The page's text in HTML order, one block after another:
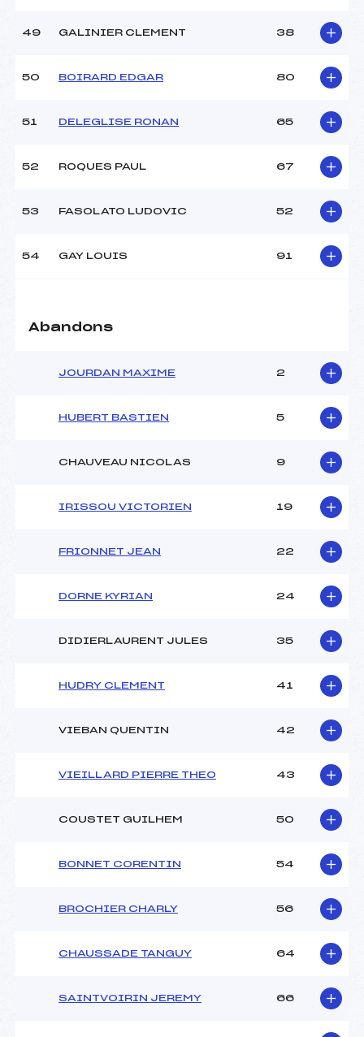
49 GALINIER CLEMENT 38
50 BOIRARD EDGAR 80
51 DELEGLISE RONAN 65
52 ROQUES PAUL 67
53 FASOLATO LUDOVIC 52
54 GAY LOUIS 91
Abandons
JOURDAN MAXIME 2
HUBERT BASTIEN 5
CHAUVEAU NICOLAS 9
IRISSOU VICTORIEN 19
FRIONNET JEAN 22
DORNE KYRIAN 24
DIDIERLAURENT JULES 35
HUDRY CLEMENT 41
VIEBAN QUENTIN 42
VIEILLARD PIERRE THEO 43
COUSTET GUILHEM 50
BONNET CORENTIN 54
BROCHIER CHARLY 56
CHAUSSADE TANGUY 64
SAINTVOIRIN JEREMY 66